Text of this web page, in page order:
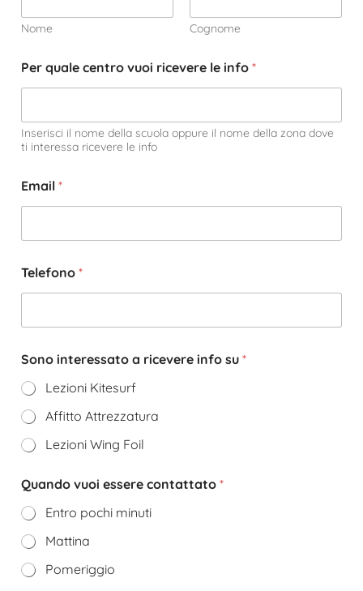
Nome Cognome
Per quale centro vuoi ricevere le info *
Inserisci il nome della scuola oppure il nome della zona dove
ti interessa ricevere le info
Email *
Telefono *
Sono interessato a ricevere info su *
Lezioni Kitesurf
Affitto Attrezzatura
Lezioni Wing Foil
Quando vuoi essere contattato *
Entro pochi minuti
Mattina
Pomeriggio